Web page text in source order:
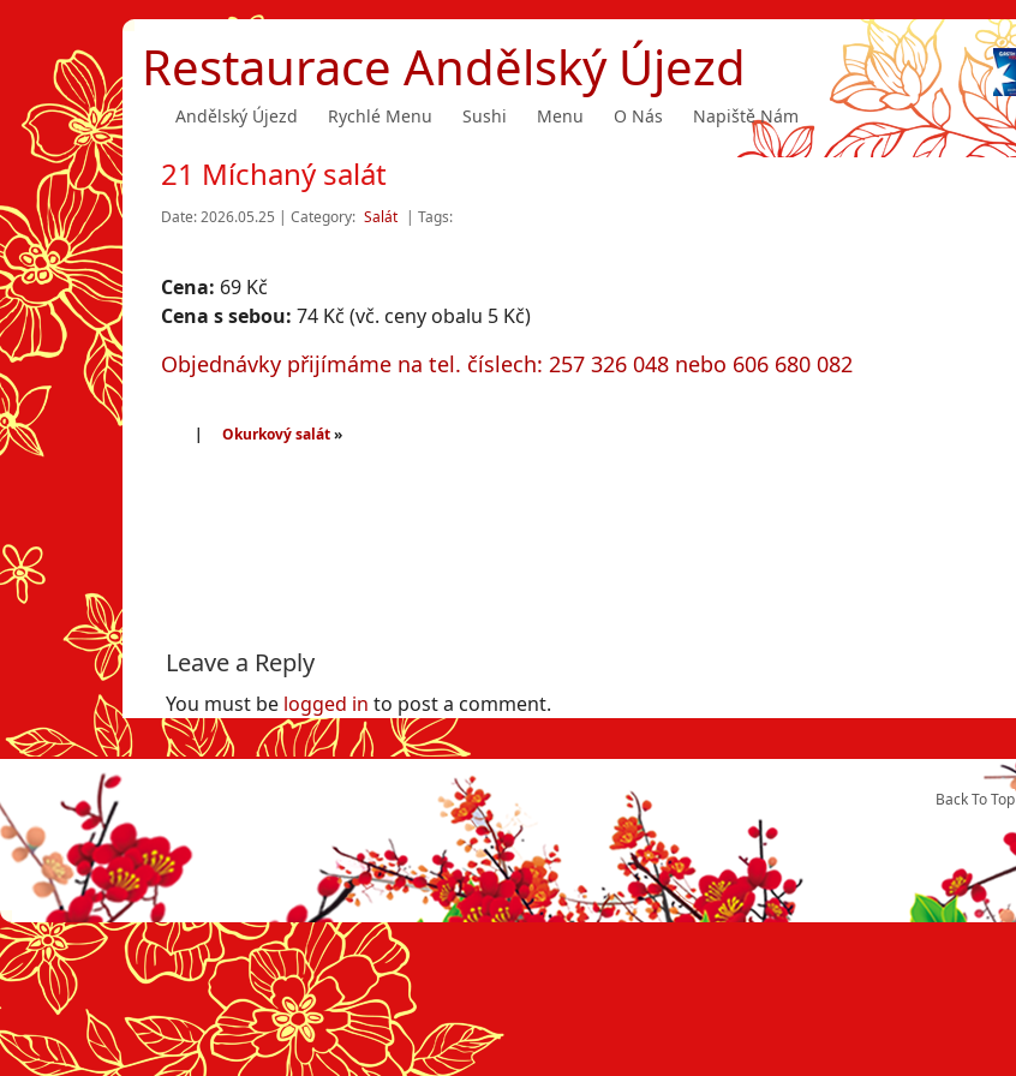
Restaurace Andělský Újezd
Andělský Újezd Rychlé Menu Sushi Menu O Nás Napiště Nám
21 Míchaný salát
Date: 2026.05.25 | Category: Salát | Tags:
Cena: 69 Kč
Cena s sebou: 74 Kč (vč. ceny obalu 5 Kč)
Objednávky přijímáme na tel. číslech: 257 326 048 nebo 606 680 082
| Okurkový salát»
Leave a Reply
You must be logged in to post a comment.
Back To Top